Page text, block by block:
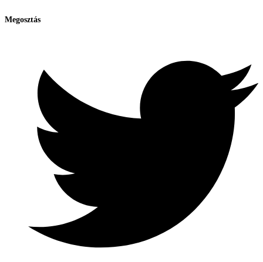
Megosztás